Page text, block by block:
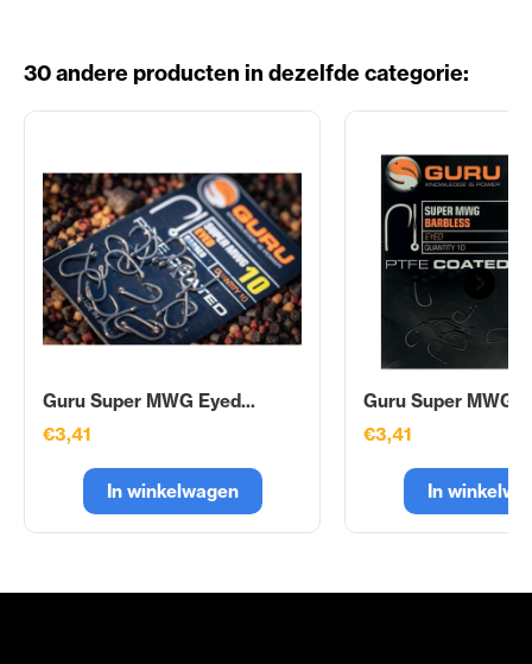
30 andere producten in dezelfde categorie:
Guru Super MWG Eyed...
€3,41
In winkelwagen
Guru Super MWG
€3,41
In